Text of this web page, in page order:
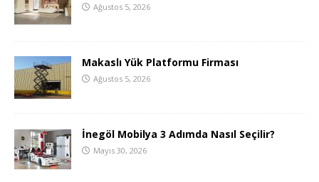
Ağustos 5, 2026
Makaslı Yük Platformu Firması
Ağustos 5, 2026
İnegöl Mobilya 3 Adımda Nasıl Seçilir?
Mayıs 30, 2026